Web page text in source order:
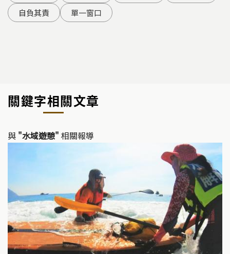
自負其責
單一窗口
關鍵字相關文章
與 "水域遊憩" 相關報導